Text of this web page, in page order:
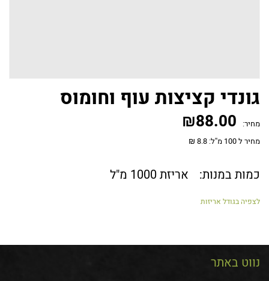
גונדי קציצות עוף וחומוס
מחיר: ₪88.00
מחיר ל 100 מ''ל: 8.8 ₪
כמות במנות: אריזת 1000 מ"ל
לצפיה בגודל אריזות
נווט באתר